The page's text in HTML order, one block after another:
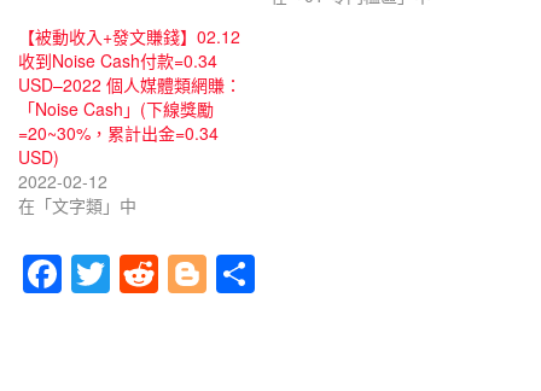
【被動收入+發文賺錢】02.12
收到Noise Cash付款=0.34
USD–2022 個人媒體類網賺：
「Noise Cash」(下線獎勵
=20~30%，累計出金=0.34
USD)
2022-02-12
在「文字類」中
F
a
T
wi
R
e
Bl
o